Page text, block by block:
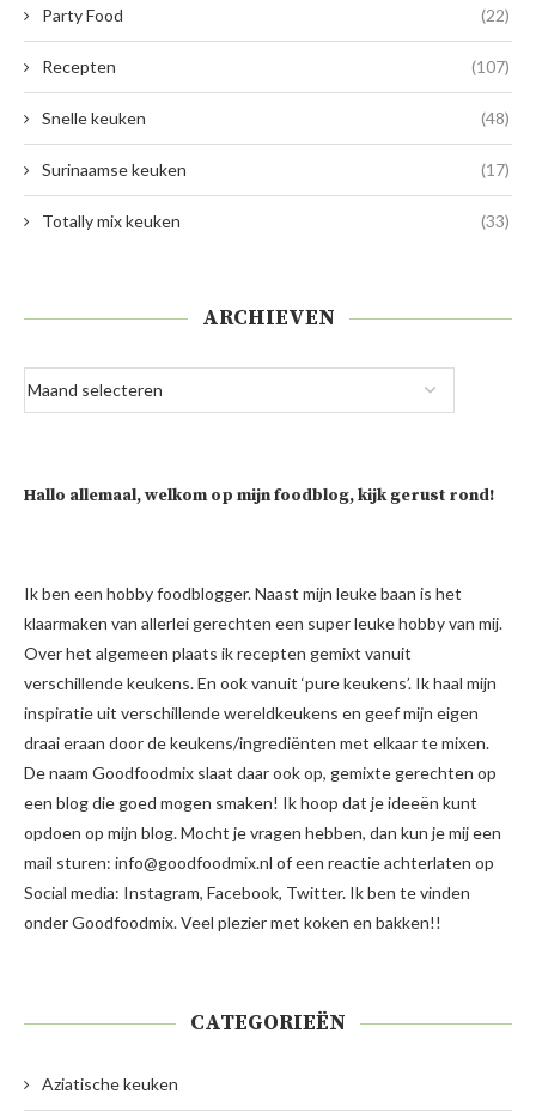
Party Food (22)
Recepten (107)
Snelle keuken (48)
Surinaamse keuken (17)
Totally mix keuken (33)
ARCHIEVEN
Hallo allemaal, welkom op mijn foodblog, kijk gerust rond!
Ik ben een hobby foodblogger. Naast mijn leuke baan is het
klaarmaken van allerlei gerechten een super leuke hobby van mij.
Over het algemeen plaats ik recepten gemixt vanuit
verschillende keukens. En ook vanuit ‘pure keukens’. Ik haal mijn
inspiratie uit verschillende wereldkeukens en geef mijn eigen
draai eraan door de keukens/ingrediënten met elkaar te mixen.
De naam Goodfoodmix slaat daar ook op, gemixte gerechten op
een blog die goed mogen smaken! Ik hoop dat je ideeën kunt
opdoen op mijn blog. Mocht je vragen hebben, dan kun je mij een
mail sturen: info@goodfoodmix.nl of een reactie achterlaten op
Social media: Instagram, Facebook, Twitter. Ik ben te vinden
onder Goodfoodmix. Veel plezier met koken en bakken!!
CATEGORIEËN
Aziatische keuken